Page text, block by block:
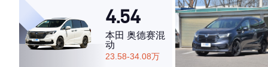
·空间表现一般，低于77%同级车
4.54
本田 奥德赛混
动
23.58-34.08万